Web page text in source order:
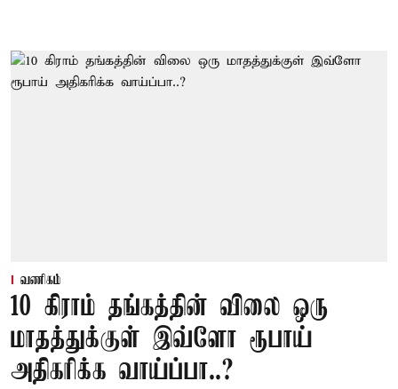
வணிகம்
10 கிராம் தங்கத்தின் விலை ஒரு
மாதத்துக்குள் இவ்ளோ ரூபாய்
அதிகரிக்க வாய்ப்பா..?